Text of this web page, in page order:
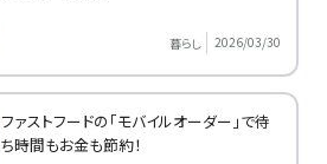
暮らし 2026/03/30
ファストフードの「モバイルオーダー」で待
ち時間もお金も節約！